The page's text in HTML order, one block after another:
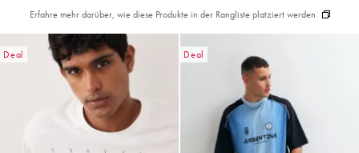
Erfahre mehr darüber, wie diese Produkte in der Rangliste platziert werden
Deal Deal